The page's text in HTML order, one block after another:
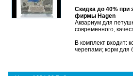
Скидка до 40% при
фирмы Hagen
Аквариум для
современного,
В комплект входит:
черепами; корм для